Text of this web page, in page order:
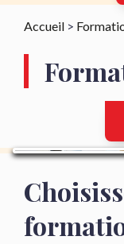
Accueil >